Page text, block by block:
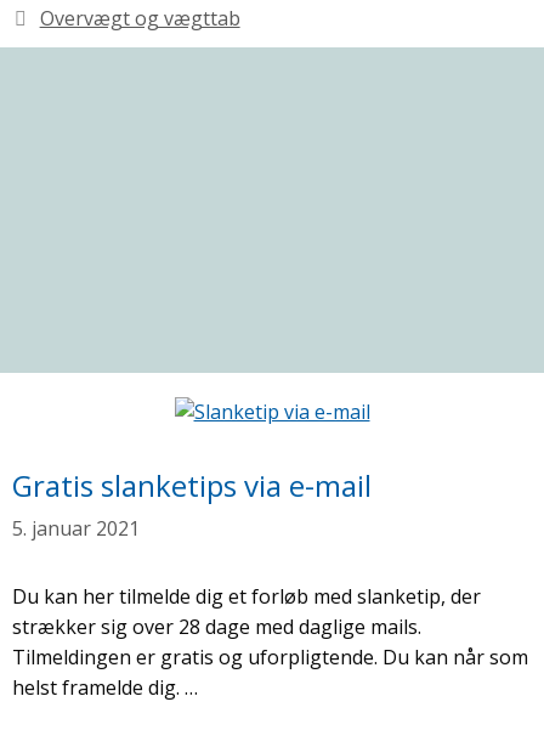
Kategorier
Overvægt og vægttab
Gratis slanketips via e-mail
5. januar 2021
Du kan her tilmelde dig et forløb med slanketip, der
strækker sig over 28 dage med daglige mails.
Tilmeldingen er gratis og uforpligtende. Du kan når som
helst framelde dig. …